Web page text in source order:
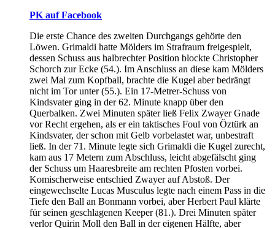
PK auf Facebook
Die erste Chance des zweiten Durchgangs gehörte den
Löwen. Grimaldi hatte Mölders im Strafraum freigespielt,
dessen Schuss aus halbrechter Position blockte Christopher
Schorch zur Ecke (54.). Im Anschluss an diese kam Mölders
zwei Mal zum Kopfball, brachte die Kugel aber bedrängt
nicht im Tor unter (55.). Ein 17-Metrer-Schuss von
Kindsvater ging in der 62. Minute knapp über den
Querbalken. Zwei Minuten später ließ Felix Zwayer Gnade
vor Recht ergehen, als er ein taktisches Foul von Öztürk an
Kindsvater, der schon mit Gelb vorbelastet war, unbestraft
ließ. In der 71. Minute legte sich Grimaldi die Kugel zurecht,
kam aus 17 Metern zum Abschluss, leicht abgefälscht ging
der Schuss um Haaresbreite am rechten Pfosten vorbei.
Komischerweise entschied Zwayer auf Abstoß. Der
eingewechselte Lucas Musculus legte nach einem Pass in die
Tiefe den Ball an Bonmann vorbei, aber Herbert Paul klärte
für seinen geschlagenen Keeper (81.). Drei Minuten später
verlor Quirin Moll den Ball in der eigenen Hälfte, aber